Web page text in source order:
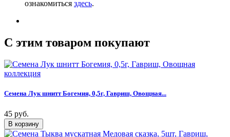
ознакомиться здесь.
C этим товаром покупают
Семена Лук шнитт Богемия, 0,5г, Гавриш, Овощная...
45 руб.